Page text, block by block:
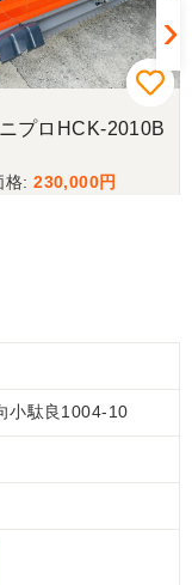
プロHCK-2010B
230,000
小駄良1004-10